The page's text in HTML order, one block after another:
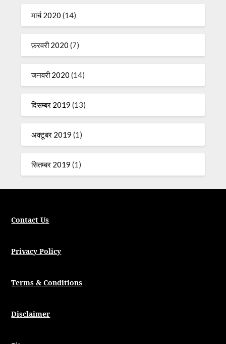
मार्च 2020 (14)
फ़रवरी 2020 (7)
जनवरी 2020 (14)
दिसम्बर 2019 (13)
अक्टूबर 2019 (1)
सितम्बर 2019 (1)
Contact Us
Privacy Policy
Terms & Conditions
Disclaimer